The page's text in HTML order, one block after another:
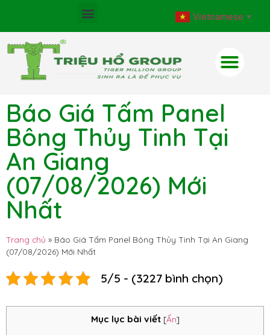
Vietnamese ▼
Báo Giá Tấm Panel
Bông Thủy Tinh Tại
An Giang
(07/08/2026) Mới
Nhất
Trang chủ » Báo Giá Tấm Panel Bông Thủy Tinh Tại An Giang
(07/08/2026) Mới Nhất
5/5 - (3227 bình chọn)
Mục lục bài viết [Ẩn]